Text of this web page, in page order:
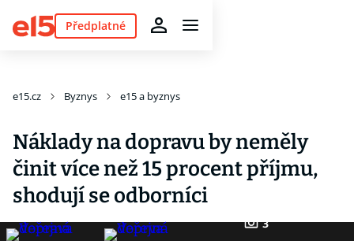
Předplatné
e15.cz Byznys e15 a byznys
Náklady na dopravu by neměly
činit více než 15 procent příjmu,
shodují se odborníci
3